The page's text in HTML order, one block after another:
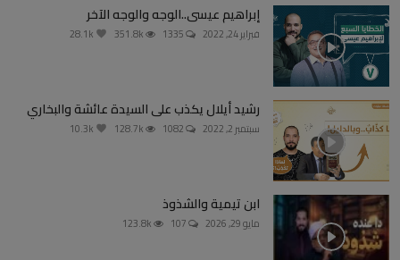
إبراهيم عيسى..الوجه والوجه الآخر
فبراير 24, 2022
رشيد أيلال يكذب على السيدة عائشة والبخاري
سبتمبر 2, 2022
ابن تيمية والشذوذ
مايو 29, 2026